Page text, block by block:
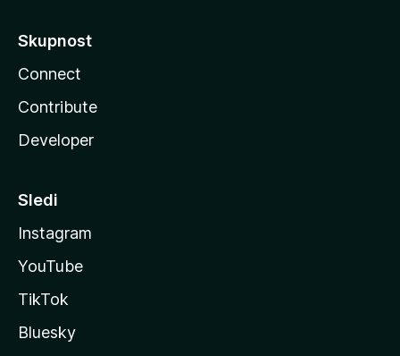
Skupnost
Connect
Contribute
Developer
Sledi
Instagram
YouTube
TikTok
Bluesky